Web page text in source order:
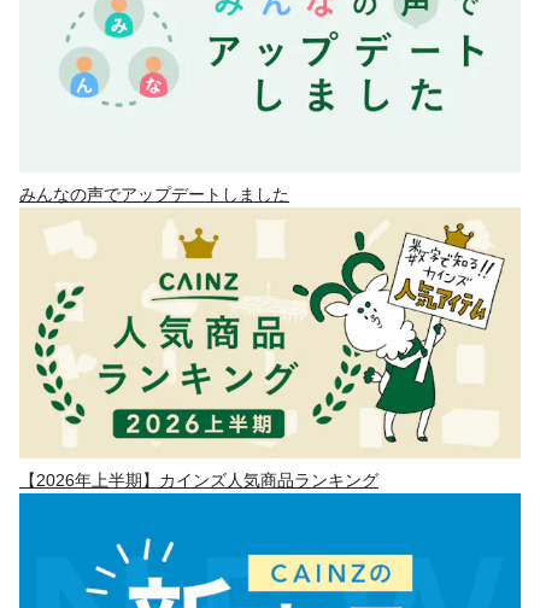
みんなの声でアップデートしました
【2026年上半期】カインズ人気商品ランキング